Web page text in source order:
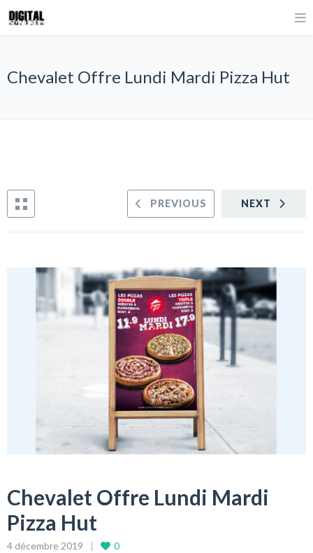
Chevalet Offre Lundi Mardi Pizza Hut
NEXT
PREVIOUS
Chevalet Offre Lundi Mardi
Pizza Hut
4 décembre 2019 0